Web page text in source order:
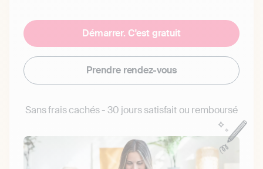
Démarrer. C'est gratuit
Prendre rendez-vous
Sans frais cachés - 30 jours satisfait ou remboursé